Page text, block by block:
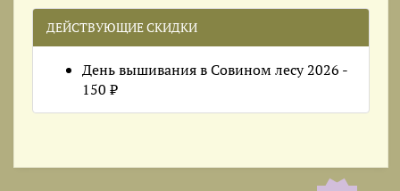
ДЕЙСТВУЮЩИЕ СКИДКИ
День вышивания в Совином лесу 2026 -
150 ₽